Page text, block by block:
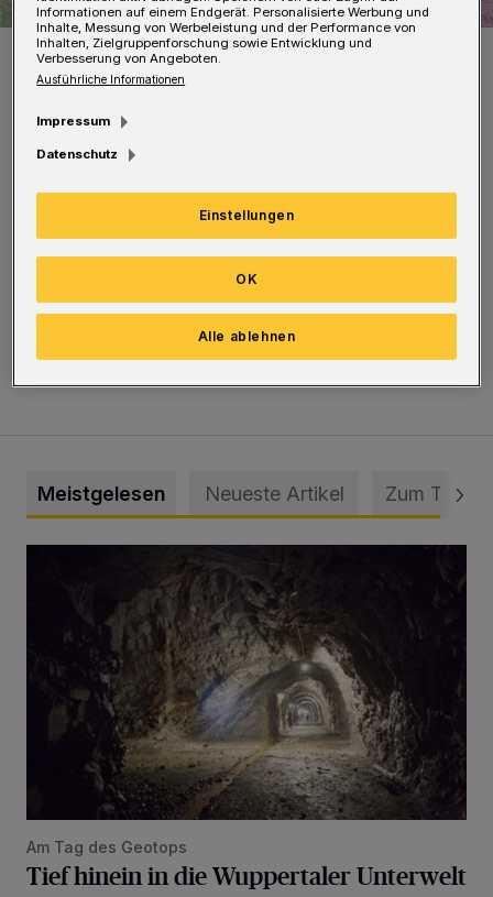
Symbolbild.
Foto: Wuppertaler Rundschau
In dieser Woche war die Führerscheinstelle
Publikumsverkehr geöffnet. Die
Systemumstellung betrifft nicht die
Zulassungsstelle. Diese arbeitet wie gewohnt.
Meistgelesen Neueste Artikel Zum Thema
Am Tag des Geotops
Tief hinein in die Wuppertaler Unterwelt
Informationen auf einem Endgerät. Personalisierte Werbung und
Inhalte, Messung von Werbeleistung und der Performance von
Inhalten, Zielgruppenforschung sowie Entwicklung und
Verbesserung von Angeboten.
Ausführliche Informationen
Impressum
Datenschutz
Einstellungen
Alle ablehnen
OK